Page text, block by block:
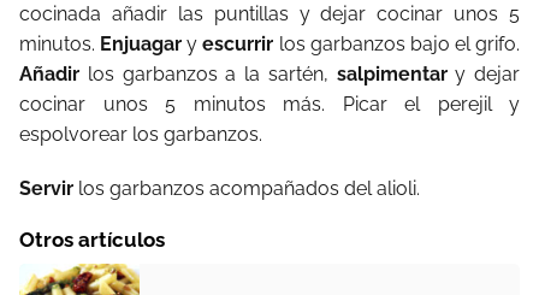
cocinada añadir las puntillas y dejar cocinar unos 5
minutos. Enjuagaryescurrir los garbanzos bajo el grifo.
Añadir los garbanzos a la sartén, salpimentary dejar
cocinar unos 5 minutos más. Picar el perejil y
espolvorear los garbanzos.
Servir los garbanzos acompañados del alioli.
Otros artículos